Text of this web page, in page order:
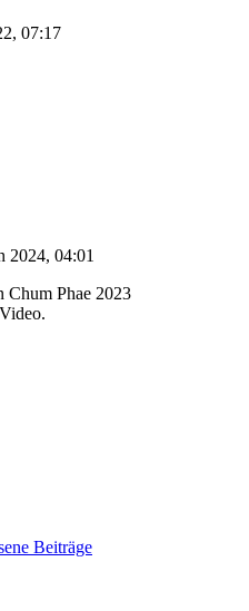
07:17
2024, 04:01
Phae 2023
Beiträge